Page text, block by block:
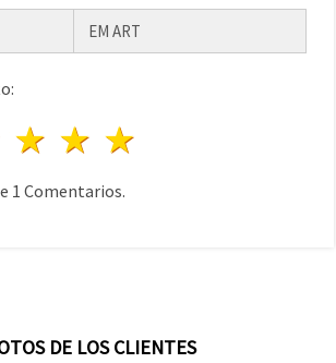
EM ART
4 estrellas
3 estrellas
2 estrellas
1 Comentarios.
DE LOS CLIENTES